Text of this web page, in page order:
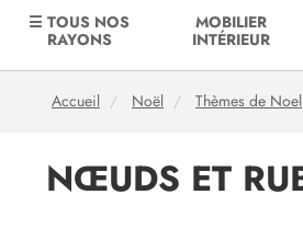
☰ TOUS NOS
RAYONS
MOBILIER
INTÉRIEUR
Accueil Noël Thèmes de Noel
NŒUDS ET